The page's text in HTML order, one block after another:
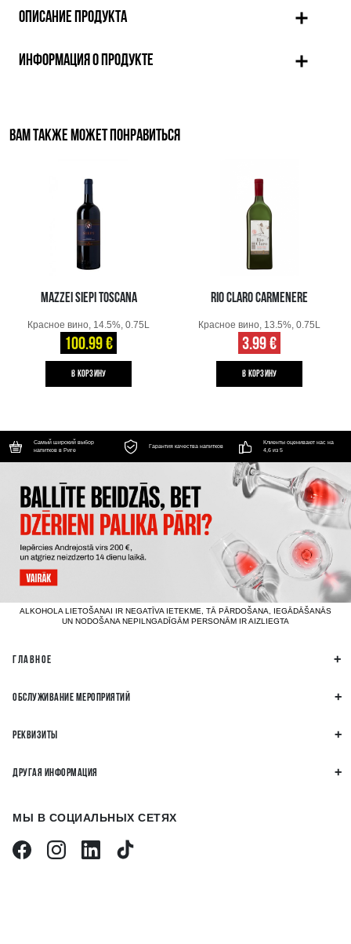
ОПИСАНИЕ ПРОДУКТА
ИНФОРМАЦИЯ О ПРОДУКТЕ
ВАМ ТАКЖЕ МОЖЕТ ПОНРАВИТЬСЯ
MAZZEI SIEPI TOSCANA
Красное вино, 14.5%, 0.75L
100.99 €
B КОРЗИНУ
RIO CLARO CARMENERE
Красное вино, 13.5%, 0.75L
3.99 €
B КОРЗИНУ
Самый широкий выбор
напитков в Риге
Гарантия качества напитков
Клиенты оценивают нас на
4,6 из 5
ALKOHOLA LIETOŠANAI IR NEGATĪVA IETEKME, TĀ PĀRDOŠANA, IEGĀDĀŠANĀS
UN NODOŠANA NEPILNGADĪGĀM PERSONĀM IR AIZLIEGTA
ГЛАВНОЕ
ОБСЛУЖИВАНИЕ МЕРОПРИЯТИЙ
РЕКВИЗИТЫ
ДРУГАЯ ИНФОРМАЦИЯ
МЫ В СОЦИАЛЬНЫХ СЕТЯХ